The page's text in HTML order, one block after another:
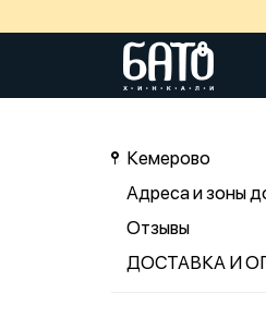
Кемерово
Адреса и зоны
Отзывы
ДОСТАВКА И